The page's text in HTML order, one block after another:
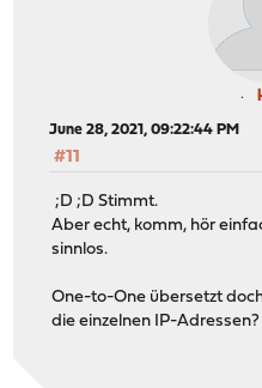
June 28, 2021, 09:22:44 PM
#11
;D ;D Stimmt.
Aber echt, komm, hör
sinnlos.
One-to-One übersetzt
die einzelnen IP-Adressen?